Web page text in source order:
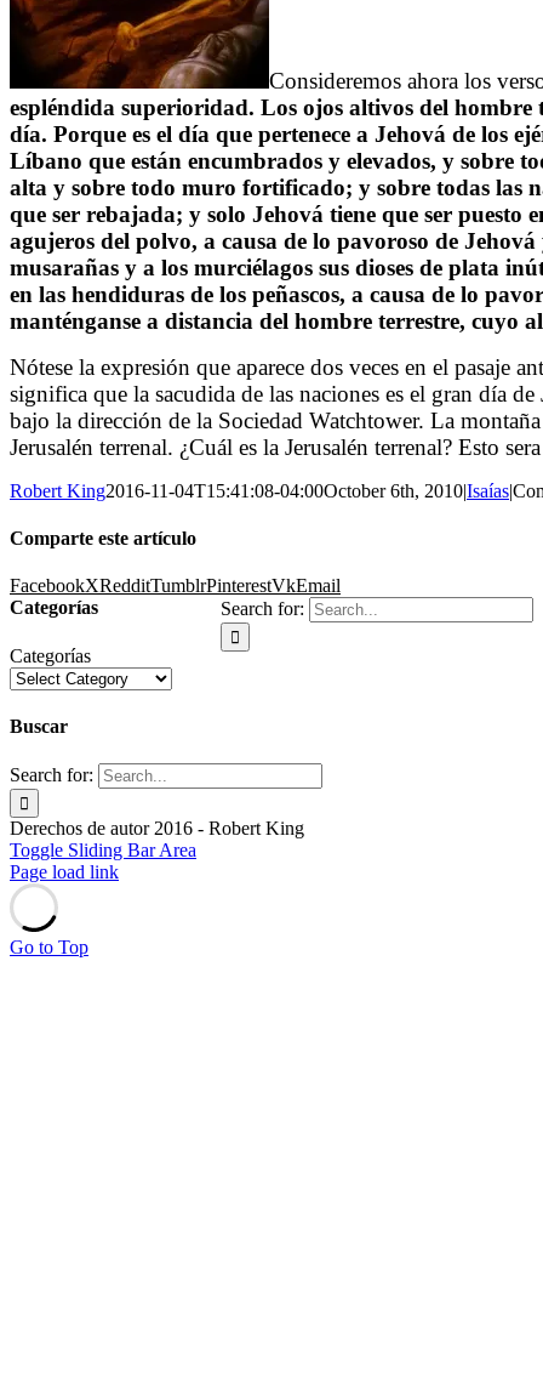
Consideremos ahora los
espléndida superioridad. Los ojos altivos del hombre
día. Porque es el día que pertenece a Jehová de los
Líbano que están encumbrados y elevados, y sobre
alta y sobre todo muro fortificado; y sobre todas las
que ser rebajada; y solo Jehová tiene que ser puesto
agujeros del polvo, a causa de lo pavoroso de
musarañas y a los murciélagos sus dioses de plata
en las hendiduras de los peñascos, a causa de lo
manténganse a distancia del hombre terrestre, cuyo
Nótese la expresión que aparece dos veces en el pasaje
significa que la sacudida de las naciones es el gran día
bajo la dirección de la Sociedad Watchtower. La
Jerusalén terrenal. ¿Cuál es la Jerusalén terrenal? Esto
Robert King2016-11-04T15:41:08-04:00October 6th, 2010|Isaías|
Comparte este artículo
FacebookXRedditTumblrPinterestVkEmail
Search for:
Categorías
Categorías
Buscar
Search for:
Derechos de autor 2016 - Robert King
Toggle Sliding Bar Area
Page load link
Go to Top